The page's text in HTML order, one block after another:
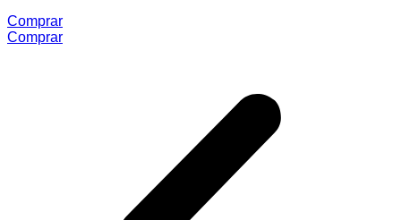
Comprar
Comprar